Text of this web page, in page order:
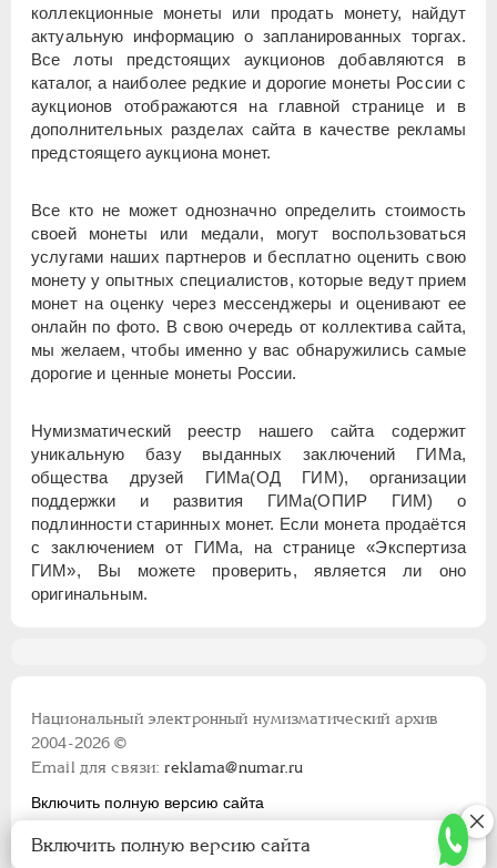
коллекционные монеты или продать монету, найдут
актуальную информацию о запланированных торгах.
Все лоты предстоящих аукционов добавляются в
каталог, а наиболее редкие и дорогие монеты России с
аукционов отображаются на главной странице и в
дополнительных разделах сайта в качестве рекламы
предстоящего аукциона монет.
Все кто не может однозначно определить стоимость
своей монеты или медали, могут воспользоваться
услугами наших партнеров и бесплатно оценить свою
монету у опытных специалистов, которые ведут прием
монет на оценку через мессенджеры и оценивают ее
онлайн по фото. В свою очередь от коллектива сайта,
мы желаем, чтобы именно у вас обнаружились самые
дорогие и ценные монеты России.
Нумизматический реестр нашего сайта содержит
уникальную базу выданных заключений ГИМа,
общества друзей ГИМа(ОД ГИМ), организации
поддержки и развития ГИМа(ОПИР ГИМ) о
подлинности старинных монет. Если монета продаётся
с заключением от ГИМа, на странице «Экспертиза
ГИМ», Вы можете проверить, является ли оно
оригинальным.
Национальный электронный нумизматический архив
2004-2026 ©
Email для связи:reklama@numar.ru
Включить полную версию сайта
Включить полную версию сайта